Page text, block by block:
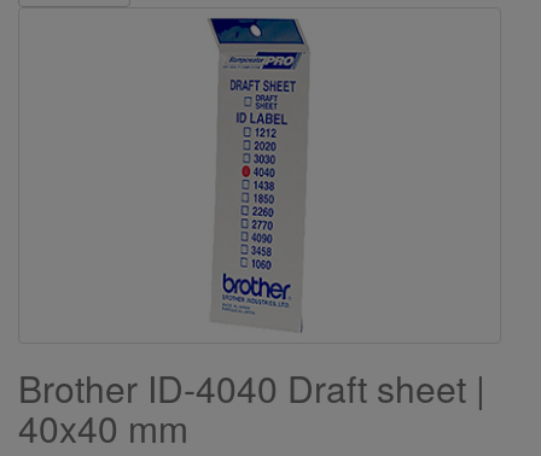
Brother ID-4040 Draft sheet |
40x40 mm